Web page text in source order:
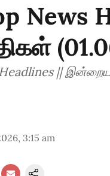
||
3:15 am